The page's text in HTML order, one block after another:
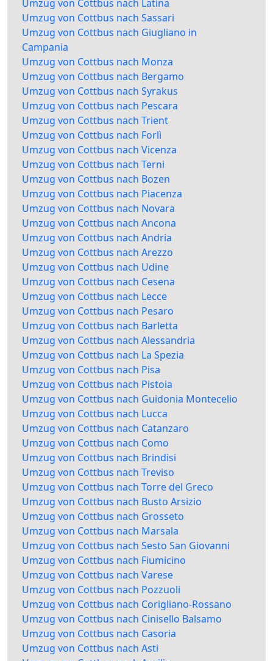
Umzug von Cottbus nach Latina
Umzug von Cottbus nach Sassari
Umzug von Cottbus nach Giugliano in
Campania
Umzug von Cottbus nach Monza
Umzug von Cottbus nach Bergamo
Umzug von Cottbus nach Syrakus
Umzug von Cottbus nach Pescara
Umzug von Cottbus nach Trient
Umzug von Cottbus nach Forlì
Umzug von Cottbus nach Vicenza
Umzug von Cottbus nach Terni
Umzug von Cottbus nach Bozen
Umzug von Cottbus nach Piacenza
Umzug von Cottbus nach Novara
Umzug von Cottbus nach Ancona
Umzug von Cottbus nach Andria
Umzug von Cottbus nach Arezzo
Umzug von Cottbus nach Udine
Umzug von Cottbus nach Cesena
Umzug von Cottbus nach Lecce
Umzug von Cottbus nach Pesaro
Umzug von Cottbus nach Barletta
Umzug von Cottbus nach Alessandria
Umzug von Cottbus nach La Spezia
Umzug von Cottbus nach Pisa
Umzug von Cottbus nach Pistoia
Umzug von Cottbus nach Guidonia Montecelio
Umzug von Cottbus nach Lucca
Umzug von Cottbus nach Catanzaro
Umzug von Cottbus nach Como
Umzug von Cottbus nach Brindisi
Umzug von Cottbus nach Treviso
Umzug von Cottbus nach Torre del Greco
Umzug von Cottbus nach Busto Arsizio
Umzug von Cottbus nach Grosseto
Umzug von Cottbus nach Marsala
Umzug von Cottbus nach Sesto San Giovanni
Umzug von Cottbus nach Fiumicino
Umzug von Cottbus nach Varese
Umzug von Cottbus nach Pozzuoli
Umzug von Cottbus nach Corigliano-Rossano
Umzug von Cottbus nach Cinisello Balsamo
Umzug von Cottbus nach Casoria
Umzug von Cottbus nach Asti